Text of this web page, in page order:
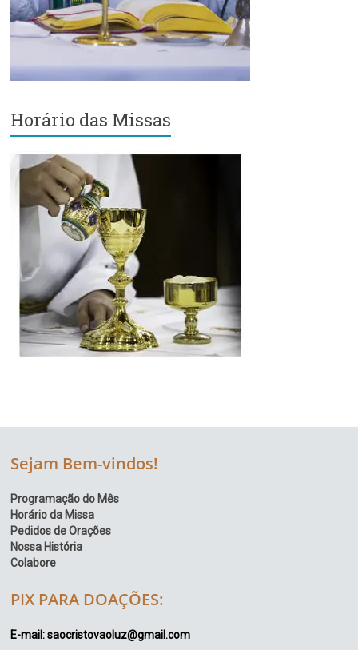
Região
Episcopal
–
Retiro
Horário das Missas
Sejam Bem-vindos!
Programação do Mês
Horário da Missa
Pedidos de Orações
Nossa História
Colabore
PIX PARA DOAÇÕES:
E-mail: saocristovaoluz@gmail.com